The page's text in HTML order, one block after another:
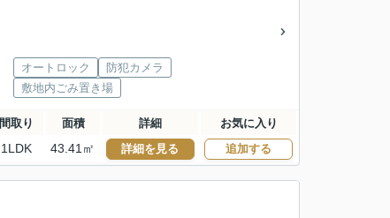
オートロック
防犯カメラ
敷地内ごみ置き場
間取り 面積 詳細 お気に入り
1LDK 43.41㎡ 詳細を見る 追加する